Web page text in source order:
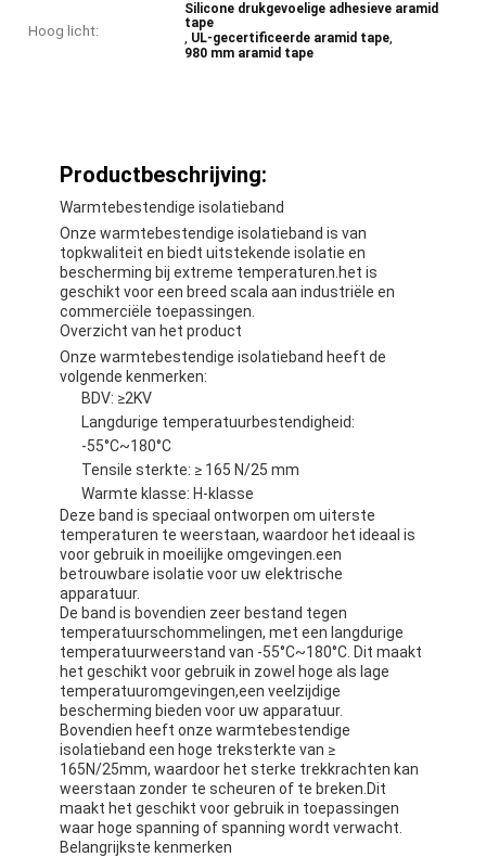
Hoog licht:
Silicone drukgevoelige adhesieve aramid
tape
, UL-gecertificeerde aramid tape,
980 mm aramid tape
Productbeschrijving:
Warmtebestendige isolatieband
Onze warmtebestendige isolatieband is van
topkwaliteit en biedt uitstekende isolatie en
bescherming bij extreme temperaturen.het is
geschikt voor een breed scala aan industriële en
commerciële toepassingen.
Overzicht van het product
Onze warmtebestendige isolatieband heeft de
volgende kenmerken:
BDV: ≥2KV
Langdurige temperatuurbestendigheid:
-55°C~180°C
Tensile sterkte: ≥ 165 N/25 mm
Warmte klasse: H-klasse
Deze band is speciaal ontworpen om uiterste
temperaturen te weerstaan, waardoor het ideaal is
voor gebruik in moeilijke omgevingen.een
betrouwbare isolatie voor uw elektrische
apparatuur.
De band is bovendien zeer bestand tegen
temperatuurschommelingen, met een langdurige
temperatuurweerstand van -55°C~180°C. Dit maakt
het geschikt voor gebruik in zowel hoge als lage
temperatuuromgevingen,een veelzijdige
bescherming bieden voor uw apparatuur.
Bovendien heeft onze warmtebestendige
isolatieband een hoge treksterkte van ≥
165N/25mm, waardoor het sterke trekkrachten kan
weerstaan zonder te scheuren of te breken.Dit
maakt het geschikt voor gebruik in toepassingen
waar hoge spanning of spanning wordt verwacht.
Belangrijkste kenmerken